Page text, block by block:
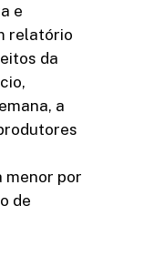
e
relatório
da
a
menor por
de